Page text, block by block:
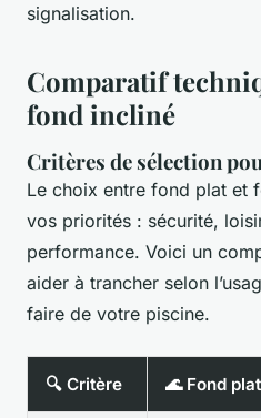
signalisation.
Comparatif
fond incliné
Critères de sélection
Le choix entre fond plat et
vos priorités : sécurité,
performance. Voici un
aider à trancher selon
faire de votre piscine.
🔍 Critère 🌊 Fond plat